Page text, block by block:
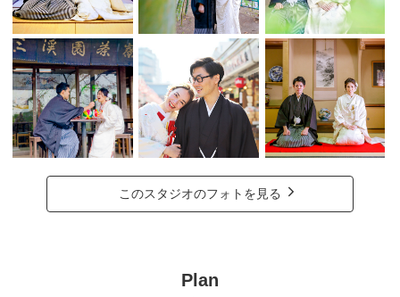
このスタジオのフォトを見る
Plan